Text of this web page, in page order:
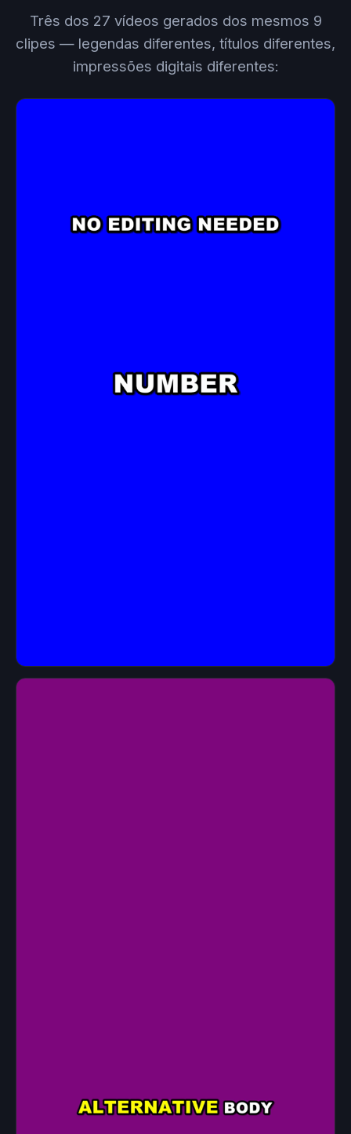
Três dos 27 vídeos gerados dos mesmos 9
clipes — legendas diferentes, títulos diferentes,
impressões digitais diferentes: